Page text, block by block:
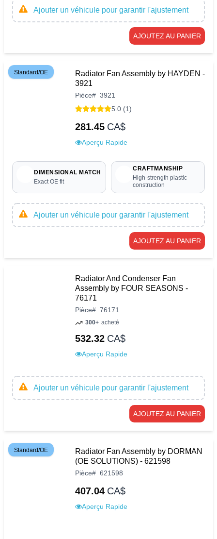
Ajouter un véhicule pour garantir l'ajustement
AJOUTEZ AU PANIER
Standard/OE
Radiator Fan Assembly by HAYDEN -
3921
Pièce# 3921
5.0 (1)
281.45 CA$
Aperçu Rapide
DIMENSIONAL MATCH
Exact OE fit
CRAFTMANSHIP
High-strength plastic
construction
Ajouter un véhicule pour garantir l'ajustement
AJOUTEZ AU PANIER
Radiator And Condenser Fan
Assembly by FOUR SEASONS -
76171
Pièce# 76171
300+ acheté
532.32 CA$
Aperçu Rapide
Ajouter un véhicule pour garantir l'ajustement
AJOUTEZ AU PANIER
Standard/OE
Radiator Fan Assembly by DORMAN
(OE SOLUTIONS) - 621598
Pièce# 621598
407.04 CA$
Aperçu Rapide